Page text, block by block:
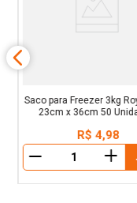
Saco para Freezer 3kg
23cm x 36cm 50
R$ 4,98
＋